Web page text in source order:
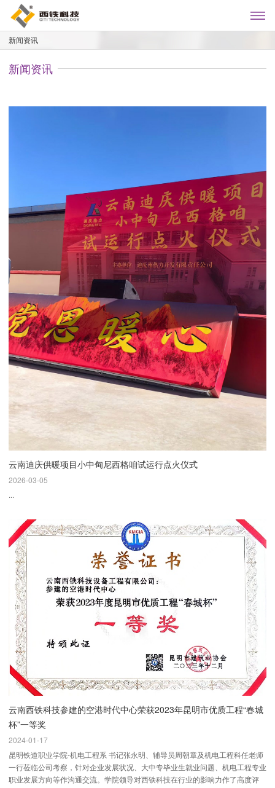
新闻资讯
新闻资讯
云南迪庆供暖项目小中甸尼西格咱试运行点火仪式
2026-03-05
...
云南西铁科技参建的空港时代中心荣获2023年昆明市优质工程“春城
杯”一等奖
2024-01-17
昆明铁道职业学院-机电工程系 书记张永明、辅导员周朝章及机电工程科任老师
一行莅临公司考察，针对企业发展状况、大中专毕业生就业问题、机电工程专业
职业发展方向等作沟通交流。学院领导对西铁科技在行业的影响力作了高度评